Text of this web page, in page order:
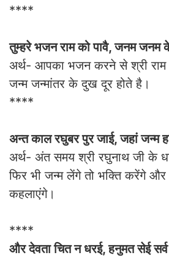
****
तुम्हरे भजन राम को पावै, जनम
अर्थ- आपका भजन करने से श्री राम
जन्म जन्मांतर के दुख दूर होते है।
****
अन्त काल रघुबर पुर जाई, जहां जन्म
अर्थ- अंत समय श्री रघुनाथ जी के
फिर भी जन्म लेंगे तो भक्ति करेंगे और
कहलाएंगे।
****
और देवता चित न धरई, हनुमत सेई